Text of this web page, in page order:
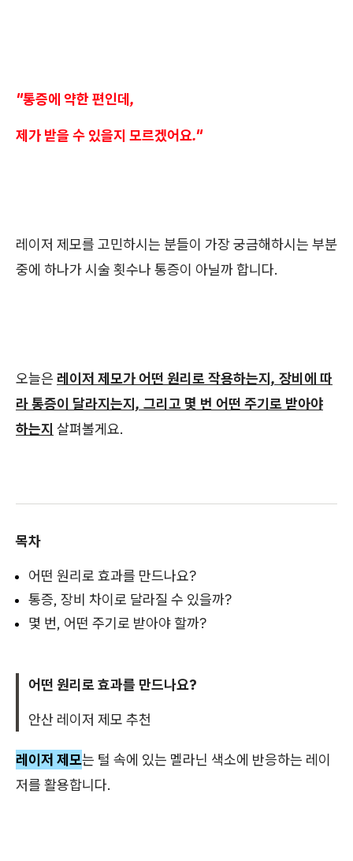
"통증에 약한 편인데,
제가 받을 수 있을지 모르겠어요."
레이저 제모를 고민하시는 분들이 가장 궁금해하시는 부분
중에 하나가 시술 횟수나 통증이 아닐까 합니다.
오늘은 레이저 제모가 어떤 원리로 작용하는지, 장비에 따
라 통증이 달라지는지, 그리고 몇 번 어떤 주기로 받아야
하는지 살펴볼게요.
목차
어떤 원리로 효과를 만드나요?
통증, 장비 차이로 달라질 수 있을까?
몇 번, 어떤 주기로 받아야 할까?
어떤 원리로 효과를 만드나요?
안산 레이저 제모 추천
레이저 제모는 털 속에 있는 멜라닌 색소에 반응하는 레이
저를 활용합니다.